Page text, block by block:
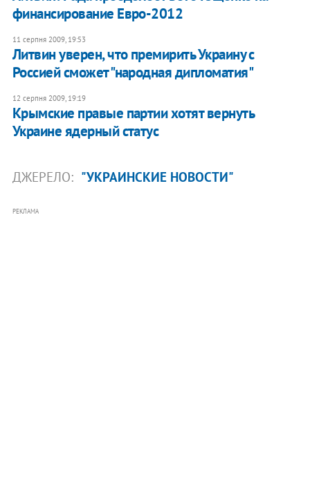
финансирование Евро-2012
11 серпня 2009, 19:53
Литвин уверен, что премирить Украину с
Россией сможет "народная дипломатия"
12 серпня 2009, 19:19
Крымские правые партии хотят вернуть
Украине ядерный статус
ДЖЕРЕЛО: "УКРАИНСКИЕ НОВОСТИ"
РЕКЛАМА